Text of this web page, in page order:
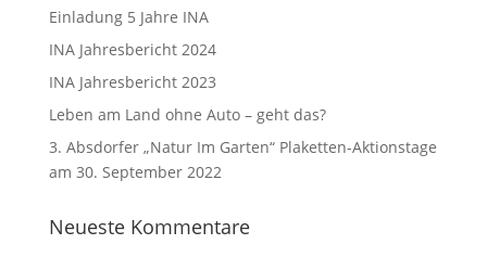
Einladung 5 Jahre INA
INA Jahresbericht 2024
INA Jahresbericht 2023
Leben am Land ohne Auto – geht das?
3. Absdorfer „Natur Im Garten“ Plaketten-Aktionstage
am 30. September 2022
Neueste Kommentare